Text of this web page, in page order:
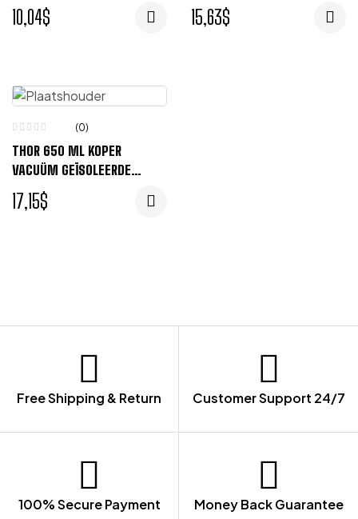
– TITANIUM
10,04$
GEÏSOLEERDE FLES – BRUIN
15,63$
(0)
THOR 650 ML KOPER
VACUÜM GEÏSOLEERDE
DRINKFLES – LIME
17,15$
Free Shipping & Return Customer Support 24/7
100% Secure Payment Money Back Guarantee